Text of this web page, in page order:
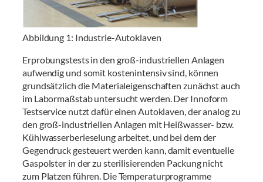
Abbildung 1: Industrie-Autoklaven
Erprobungstests in den groß-industriellen Anlagen
aufwendig und somit kostenintensiv sind, können
grundsätzlich die Materialeigenschaften zunächst auch
im Labormaßstab untersucht werden. Der Innoform
Testservice nutzt dafür einen Autoklaven, der analog zu
den groß-industriellen Anlagen mit Heißwasser- bzw.
Kühlwasserberieselung arbeitet, und bei dem der
Gegendruck gesteuert werden kann, damit eventuelle
Gaspolster in der zu sterilisierenden Packung nicht
zum Platzen führen. Die Temperaturprogramme